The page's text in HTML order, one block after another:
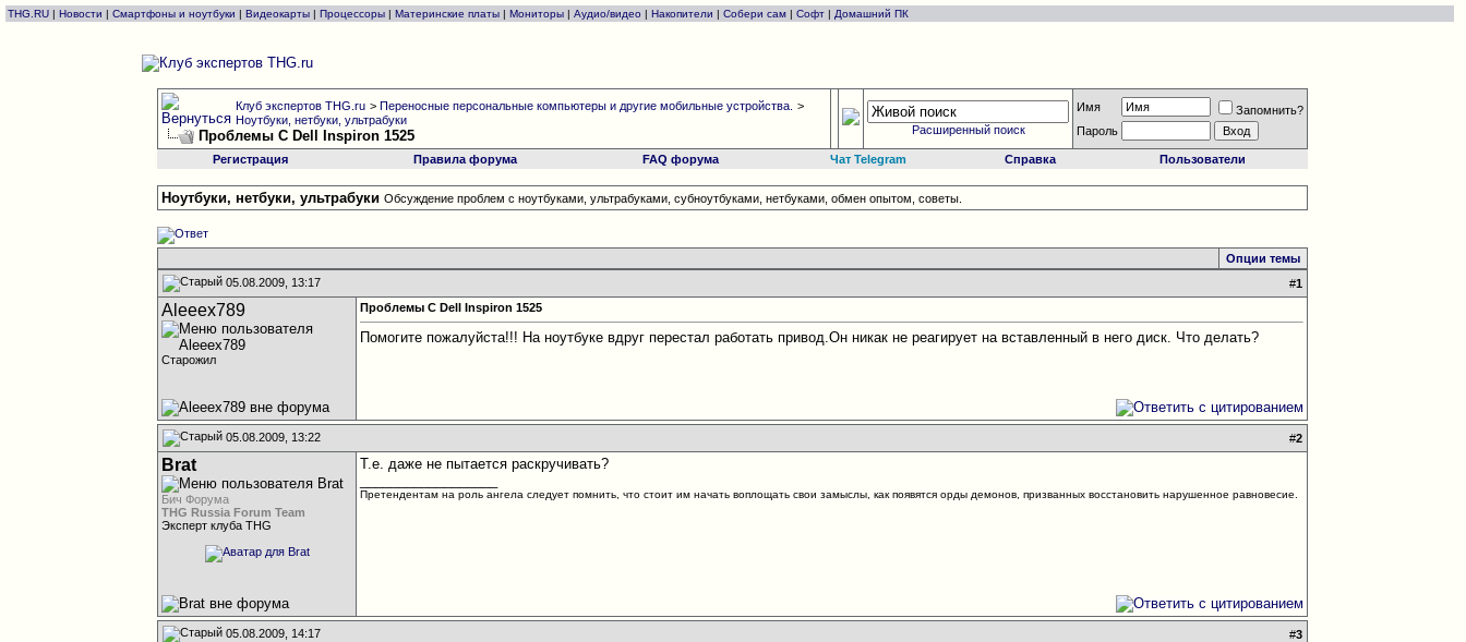
THG.RU | Новости | Смартфоны и ноутбуки | Видеокарты | Процессоры | Материнские платы | Мониторы | Аудио/видео | Накопители | Собери сам | Софт | Домашний ПК
Клуб экспертов THG.ru >Переносные персональные компьютеры и другие мобильные устройства.
>
Ноутбуки, нетбуки, ультрабуки
Проблемы С Dell Inspiron 1525 Расширенный поиск
Имя
Запомнить?
Пароль
Регистрация Правила форума FAQ форума Чат Telegram Справка Пользователи
Ноутбуки, нетбуки, ультрабуки Обсуждение проблем с ноутбуками, ультрабуками, субноутбуками, нетбуками, обмен опытом, советы.
Опции темы
05.08.2009, 13:17
#1
Aleeex789
Старожил
Проблемы С Dell Inspiron 1525
Помогите пожалуйста!!! На ноутбуке вдруг перестал работать привод.Он никак не реагирует на вставленный в него диск. Что делать?
05.08.2009, 13:22 #2
Brat
Бич Форума
THG Russia Forum Team
Эксперт клуба THG
Т.е. даже не пытается раскручивать?
Претендентам на роль ангела следует помнить, что стоит им начать воплощать свои замыслы, как появятся орды демонов, призванных восстановить нарушенное равновесие.
05.08.2009, 14:17 #3